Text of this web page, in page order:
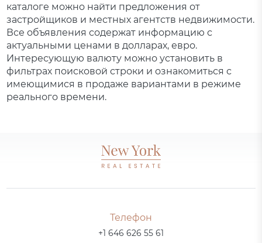
каталоге можно найти предложения от
застройщиков и местных агентств недвижимости.
Все объявления содержат информацию с
актуальными ценами в долларах, евро.
Интересующую валюту можно установить в
фильтрах поисковой строки и ознакомиться с
имеющимися в продаже вариантами в режиме
реального времени.
Телефон
+1 646 626 55 61